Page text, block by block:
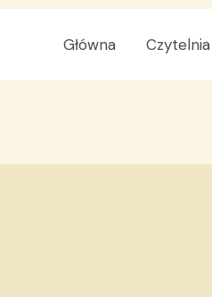
Główna Czytelnia